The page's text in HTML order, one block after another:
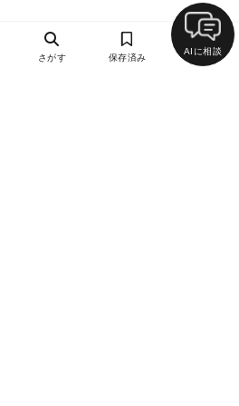
さがす 保存済み
AIに相談